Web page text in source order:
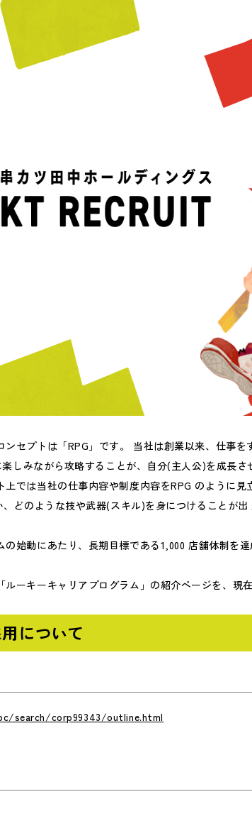
ンセプトは「RPG」です。 当社は創業以来、仕事
しみながら攻略することが、自分(主人公)を成長さ
上では当社の仕事内容や制度内容をRPG のように
どのような技や武器(スキル)を身につけることが
の始動にあたり、長期目標である1,000 店舗体制を
ーキーキャリアプログラム」の紹介ページを、現
について
search/corp99343/outline.html